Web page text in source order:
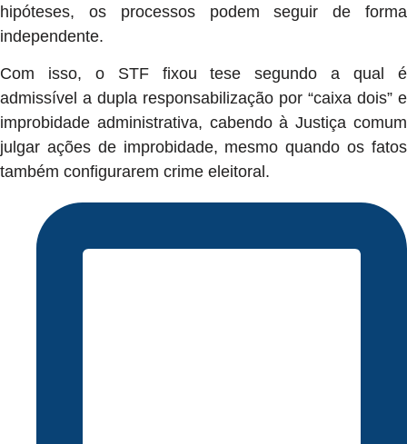
hipóteses, os processos podem seguir de forma
independente.
Com isso, o STF fixou tese segundo a qual é
admissível a dupla responsabilização por “caixa dois” e
improbidade administrativa, cabendo à Justiça comum
julgar ações de improbidade, mesmo quando os fatos
também configurarem crime eleitoral.